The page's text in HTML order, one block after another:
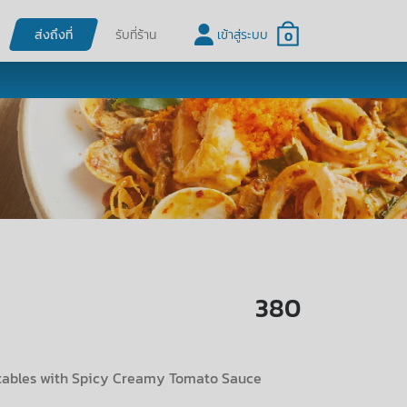
เข้าสู่ระบบ 0
ส่งถึงที่ รับที่ร้าน
380
with Spicy Creamy Tomato Sauce